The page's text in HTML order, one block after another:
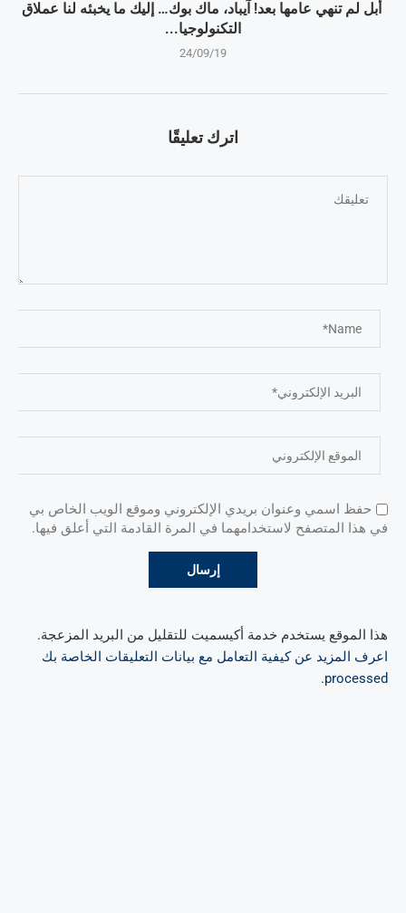
أبل لم تنهي عامها بعد! آيباد، ماك بوك… إليك ما يخبئه لنا عملاق
التكنولوجيا...
24/09/19
اترك تعليقًا
حفظ اسمي وعنوان بريدي الإلكتروني وموقع الويب الخاص بي
في هذا المتصفح لاستخدامهما في المرة القادمة التي أعلق فيها.
هذا الموقع يستخدم خدمة أكيسميت للتقليل من البريد المزعجة.
اعرف المزيد عن كيفية التعامل مع بيانات التعليقات الخاصة بك
processed
.